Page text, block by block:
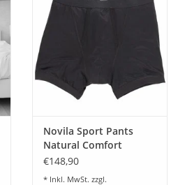
in Verbindung mit
Verarbeitung garantiert die
Übergrößen) und 94 bis 110
40 Grad- Trockner nicht
Novila Sport Pants
Natural Comfort
8036/17 (3-er Set)
€148,90
* Inkl. MwSt. zzgl.